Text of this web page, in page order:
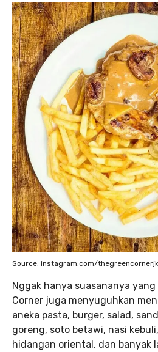
Source: instagram.com/
Nggak hanya suasananya yang
Corner juga menyuguhkan
aneka pasta, burger, salad,
goreng, soto betawi, nasi
hidangan oriental, dan banyak